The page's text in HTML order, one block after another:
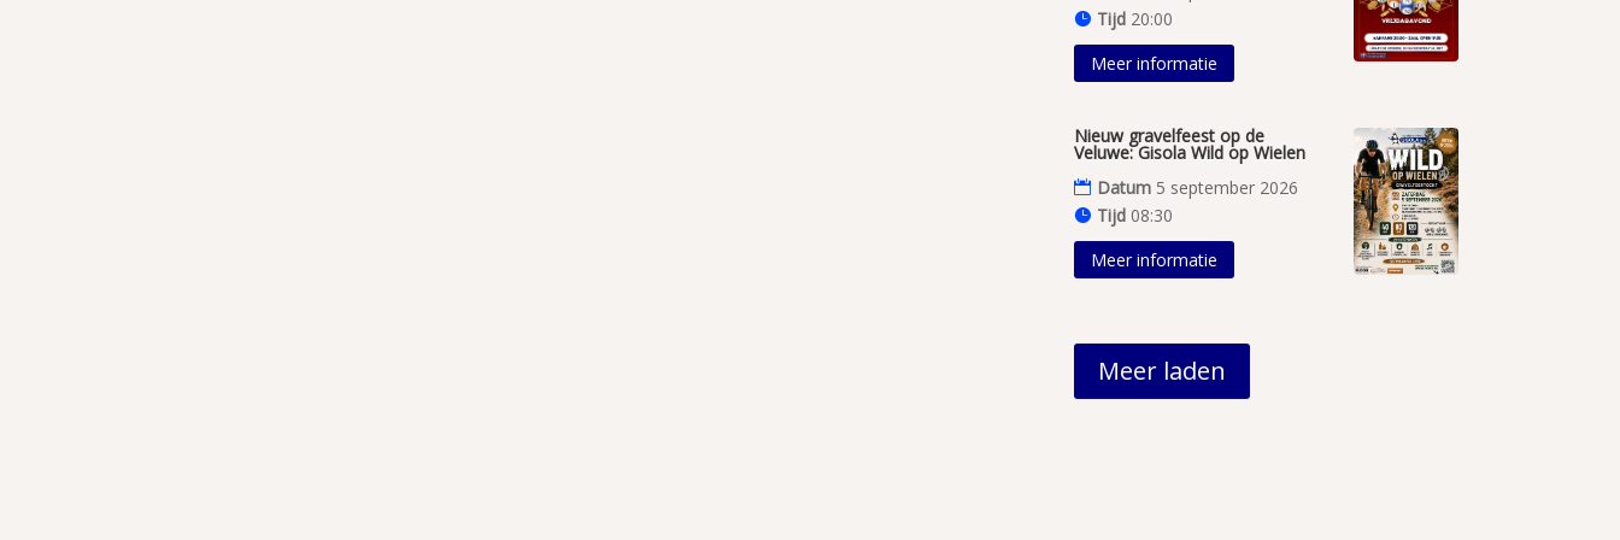
Tijd 20:00
Meer informatie
Nieuw gravelfeest op de
Veluwe: Gisola Wild op Wielen
Datum 5 september 2026
Tijd 08:30
Meer informatie
Meer laden